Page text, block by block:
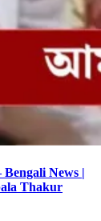
– Bengali News |
Thakur